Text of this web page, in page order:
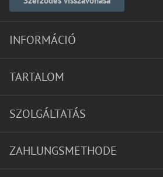
INFORMÁCIÓ
TARTALOM
SZOLGÁLTATÁS
ZAHLUNGSMETHODE